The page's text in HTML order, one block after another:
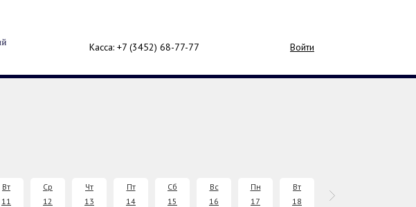
Касса: +7 (3452) 68-77-77 Войти
Вт
11
Ср
12
Чт
13
Пт
14
Сб
15
Вс
16
Пн
17
Вт
18